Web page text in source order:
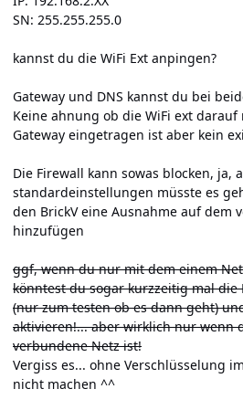
SN: 255.255.255.0
kannst du die WiFi Ext anpingen?
Gateway und DNS kannst du bei
Keine ahnung ob die WiFi ext
Gateway eingetragen ist aber kein
Die Firewall kann sowas blocken, ja,
standardeinstellungen müsste es
den BrickV eine Ausnahme auf dem
hinzufügen
ggf, wenn du nur mit dem einem
könntest du sogar kurzzeitig mal die
(nur zum testen ob es dann geht)
aktivieren!... aber wirklich nur wenn
verbundene Netz ist!
Vergiss es... ohne Verschlüsselung
nicht machen ^^